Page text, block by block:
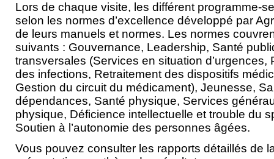
Lors de chaque visite, les différent programme-
selon les normes d’excellence développé par
de leurs manuels et normes. Les normes
suivants : Gouvernance, Leadership, Santé
transversales (Services en situation d’urgences,
des infections, Retraitement des dispositifs
Gestion du circuit du médicament), Jeunesse,
dépendances, Santé physique, Services
physique, Déficience intellectuelle et trouble du
Soutien à l’autonomie des personnes âgées.
Vous pouvez consulter les rapports détaillés de